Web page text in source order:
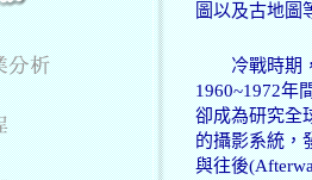
圖以及古地圖
冷戰時期，
1960~1972年
卻成為研究全
的攝影系統，
與往後